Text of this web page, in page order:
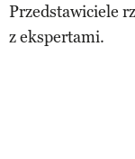
Przedstawiciele
z ekspertami.